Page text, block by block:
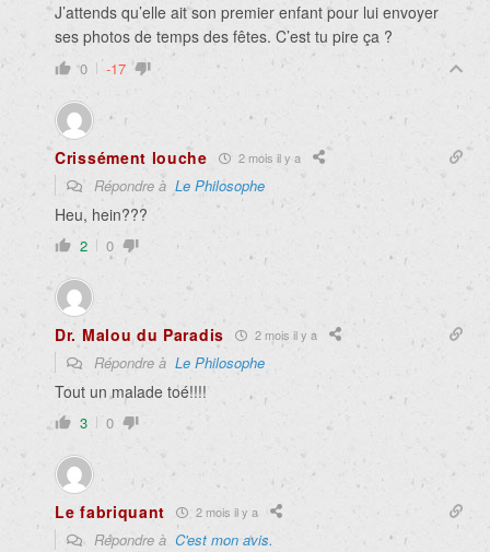
J’attends qu’elle ait son premier enfant pour lui envoyer
ses photos de temps des fêtes. C’est tu pire ça ?
0 -17
Crissément louche 2 mois il y a
Répondre à Le Philosophe
Heu, hein???
2 0
Dr. Malou du Paradis 2 mois il y a
Répondre à Le Philosophe
Tout un malade toé!!!!
3 0
Le fabriquant 2 mois il y a
Répondre à C'est mon avis.